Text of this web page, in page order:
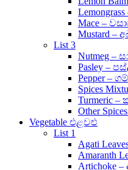
Mace –
Mustard –
List 3
Nutmeg –
Pasley –
Pepper –
Spices
Turmeric –
Other
Vegetable එළවළු
List 1
Agati
Amaranth
Artichoke